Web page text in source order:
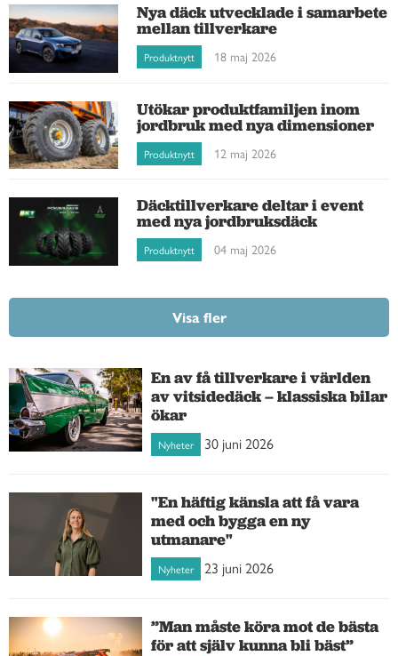
Nya däck utvecklade i samarbete
mellan tillverkare
Produktnytt 18 maj 2026
Utökar produktfamiljen inom
jordbruk med nya dimensioner
Produktnytt 12 maj 2026
Däcktillverkare deltar i event
med nya jordbruksdäck
Produktnytt 04 maj 2026
Visa fler
En av få tillverkare i världen
av vitsidedäck – klassiska bilar
ökar
Nyheter 30 juni 2026
"En häftig känsla att få vara
med och bygga en ny
utmanare"
Nyheter 23 juni 2026
”Man måste köra mot de bästa
för att själv kunna bli bäst”